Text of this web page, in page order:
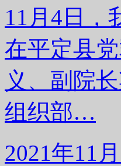
11月4日，
在平定县
义、副院
组织部…
2021年11